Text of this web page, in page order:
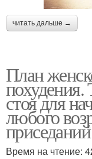
читать дальше →
План
стоя для
любого
Время на чтение: